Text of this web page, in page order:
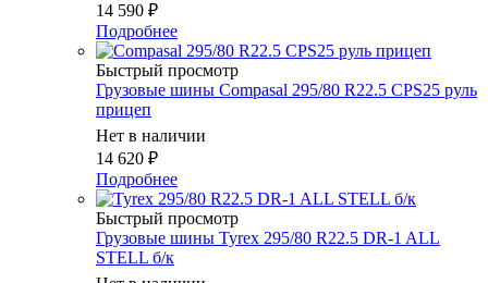
14 590 ₽
Подробнее
Быстрый просмотр
Грузовые шины Compasal 295/80 R22.5 CPS25 руль
прицеп
Нет в наличии
14 620 ₽
Подробнее
Быстрый просмотр
Грузовые шины Tyrex 295/80 R22.5 DR-1 ALL
STELL б/к